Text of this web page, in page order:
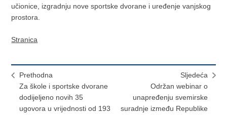
učionice, izgradnju nove sportske dvorane i uređenje vanjskog
prostora.
Stranica
Prethodna
Za škole i sportske dvorane
dodijeljeno novih 35
ugovora u vrijednosti od 193
Sljedeća
Održan webinar o
unapređenju svemirske
suradnje između Republike